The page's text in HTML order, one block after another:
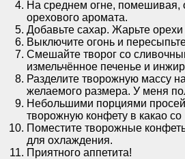
На среднем огне, помешивая,
орехового аромата.
Добавьте сахар. Жарьте
Выключите огонь и
Смешайте творог со
измельчённое печенье и
Разделите творожную массу
желаемого размера. У меня
Небольшими порциями
творожную конфету в какао со
Поместите творожные
для охлаждения.
Приятного аппетита!